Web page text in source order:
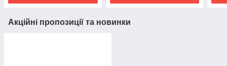
Акційні пропозиції та новинки